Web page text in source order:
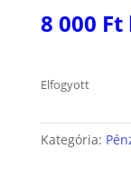
8 000
Elfogyott
Kategória: